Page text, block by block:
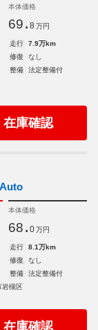
本体価格
69. 8 万円
走行
7.9万km
修復
なし
整備
法定整備付
在庫確認
本体価格
68. 0 万円
走行
8.1万km
修復
なし
整備
法定整備付
岩槻区
在庫確認